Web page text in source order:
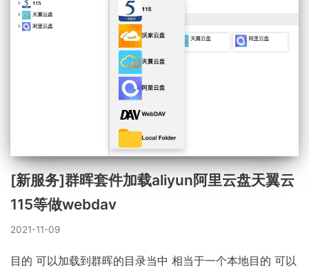
[新服务]群晖套件加载aliyun阿里云盘天翼云
115等做webdav
2021-11-09
目的 可以加载到群晖的目录当中 相当于一个本地目的 可以